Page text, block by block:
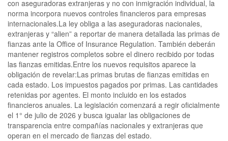
con aseguradoras extranjeras y no con inmigración individual, la
norma incorpora nuevos controles financieros para empresas
internacionales.La ley obliga a las aseguradoras nacionales,
extranjeras y “alien” a reportar de manera detallada las primas de
fianzas ante la Office of Insurance Regulation. También deberán
mantener registros completos sobre el dinero recibido por todas
las fianzas emitidas.Entre los nuevos requisitos aparece la
obligación de revelar:Las primas brutas de fianzas emitidas en
cada estado. Los impuestos pagados por primas. Las cantidades
retenidas por agentes. El monto incluido en los estados
financieros anuales. La legislación comenzará a regir oficialmente
el 1° de julio de 2026 y busca igualar las obligaciones de
transparencia entre compañías nacionales y extranjeras que
operan en el mercado de fianzas del estado.